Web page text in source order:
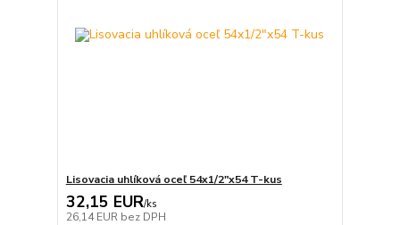
Lisovacia uhlíková oceľ 54x1/2"x54 T-kus
32,15 EUR/ks
26,14 EUR bez DPH